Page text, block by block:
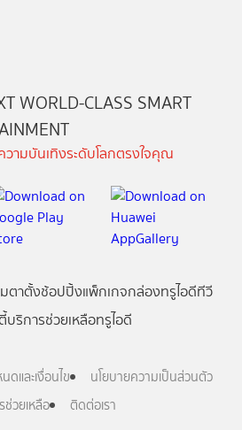
WORLD-CLASS SMART
ามบันเทิงระดับโลกตรงใจคุณ
ตาตั้งช้อปปิ้งแพ็กเกจกล่องทรูไอดีทีวี
บริการช่วยเหลือทรูไอดี
ดและเงื่อนไข
นโยบายความเป็นส่วนตัว
ช่วยเหลือ
ติดต่อเรา